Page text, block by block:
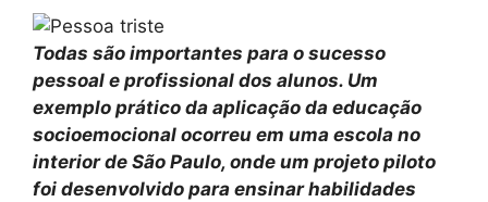
Todas são importantes para o sucesso
pessoal e profissional dos alunos. Um
exemplo prático da aplicação da educação
socioemocional ocorreu em uma escola no
interior de São Paulo, onde um projeto piloto
foi desenvolvido para ensinar habilidades